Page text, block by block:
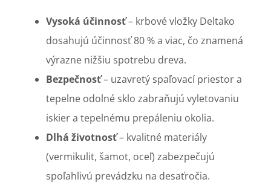
Vysoká účinnosť– krbové vložky Deltako
dosahujú účinnosť 80 % a viac, čo znamená
výrazne nižšiu spotrebu dreva.
Bezpečnosť– uzavretý spaľovací priestor a
tepelne odolné sklo zabraňujú vyletovaniu
iskier a tepelnému prepáleniu okolia.
Dlhá životnosť– kvalitné materiály
(vermikulit, šamot, oceľ) zabezpečujú
spoľahlivú prevádzku na desaťročia.